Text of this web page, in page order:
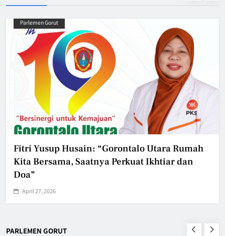
Parlemen Gorut
Fitri Yusup Husain: “Gorontalo Utara Rumah
Kita Bersama, Saatnya Perkuat Ikhtiar dan
Doa”
April 27, 2026
PARLEMEN GORUT